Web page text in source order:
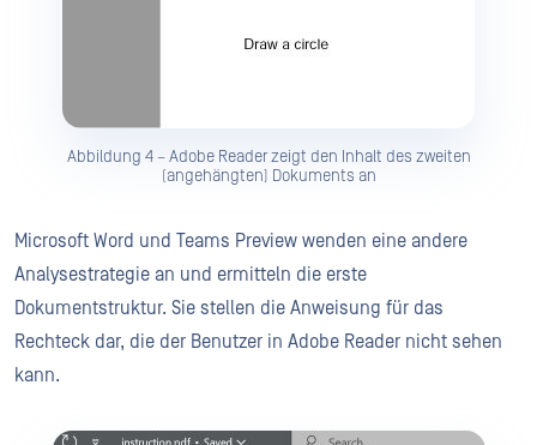
Abbildung 4 – Adobe Reader zeigt den Inhalt des zweiten
(angehängten) Dokuments an
Microsoft Word und Teams Preview wenden eine andere
Analysestrategie an und ermitteln die erste
Dokumentstruktur. Sie stellen die Anweisung für das
Rechteck dar, die der Benutzer in Adobe Reader nicht sehen
kann.